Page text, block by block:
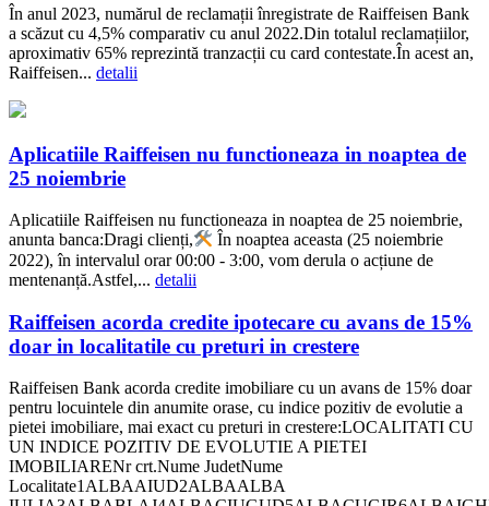
În anul 2023, numărul de reclamații înregistrate de Raiffeisen Bank
a scăzut cu 4,5% comparativ cu anul 2022.Din totalul reclamațiilor,
aproximativ 65% reprezintă tranzacții cu card contestate.În acest an,
Raiffeisen... detalii
Aplicatiile Raiffeisen nu functioneaza in noaptea de
25 noiembrie
Aplicatiile Raiffeisen nu functioneaza in noaptea de 25 noiembrie,
anunta banca:Dragi clienți,
În noaptea aceasta (25 noiembrie
2022), în intervalul orar 00:00 - 3:00, vom derula o acțiune de
mentenanță.Astfel,... detalii
Raiffeisen acorda credite ipotecare cu avans de 15%
doar in localitatile cu preturi in crestere
Raiffeisen Bank acorda credite imobiliare cu un avans de 15% doar
pentru locuintele din anumite orase, cu indice pozitiv de evolutie a
pietei imobiliare, mai exact cu preturi in crestere:LOCALITATI CU
UN INDICE POZITIV DE EVOLUTIE A PIETEI
IMOBILIARENr crt.Nume JudetNume
Localitate1ALBAAIUD2ALBAALBA